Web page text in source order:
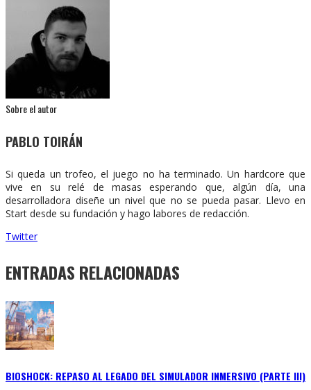
Sobre el autor
PABLO TOIRÁN
Si queda un trofeo, el juego no ha terminado. Un hardcore que
vive en su relé de masas esperando que, algún día, una
desarrolladora diseñe un nivel que no se pueda pasar. Llevo en
Start desde su fundación y hago labores de redacción.
Twitter
ENTRADAS RELACIONADAS
BIOSHOCK: REPASO AL LEGADO DEL SIMULADOR INMERSIVO (PARTE III)